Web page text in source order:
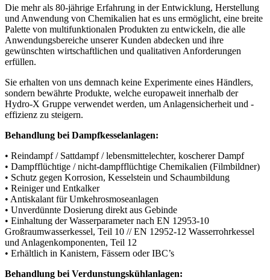
Die mehr als 80-jährige Erfahrung in der Entwicklung, Herstellung
und Anwendung von Chemikalien hat es uns ermöglicht, eine breite
Palette von multifunktionalen Produkten zu entwickeln, die alle
Anwendungsbereiche unserer Kunden abdecken und ihre
gewünschten wirtschaftlichen und qualitativen Anforderungen
erfüllen.
Sie erhalten von uns demnach keine Experimente eines Händlers,
sondern bewährte Produkte, welche europaweit innerhalb der
Hydro-X Gruppe verwendet werden, um Anlagensicherheit und -
effizienz zu steigern.
Behandlung bei Dampfkesselanlagen:
• Reindampf / Sattdampf / lebensmittelechter, koscherer Dampf
• Dampfflüchtige / nicht-dampfflüchtige Chemikalien (Filmbildner)
• Schutz gegen Korrosion, Kesselstein und Schaumbildung
• Reiniger und Entkalker
• Antiskalant für Umkehrosmoseanlagen
• Unverdünnte Dosierung direkt aus Gebinde
• Einhaltung der Wasserparameter nach EN 12953-10
Großraumwasserkessel, Teil 10 // EN 12952-12 Wasserrohrkessel
und Anlagenkomponenten, Teil 12
• Erhältlich in Kanistern, Fässern oder IBC’s
Behandlung bei Verdunstungskühlanlagen: